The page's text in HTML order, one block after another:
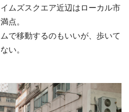
ムズスクエア近辺はローカル市
点。
で移動するのもいいが、歩いて
い。